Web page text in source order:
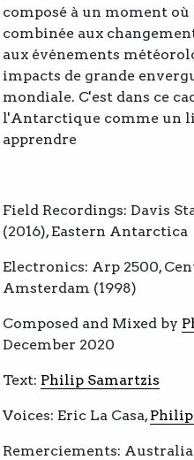
composé à un moment où
combinée aux
aux événements
impacts de grande
mondiale. C'est dans ce
l'Antarctique comme un
apprendre
Field Recordings: Davis
(2016), Eastern Antarctica
Electronics: Arp 2500,
Amsterdam (1998)
Composed and Mixed by
December 2020
Text: Philip Samartzis
Voices: Eric La Casa,
Remerciements: